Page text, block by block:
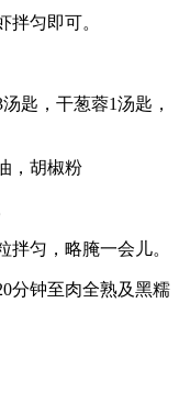
拌匀即可。
匙，干葱蓉1汤匙，
，胡椒粉
拌匀，略腌一会儿。
分钟至肉全熟及黑糯